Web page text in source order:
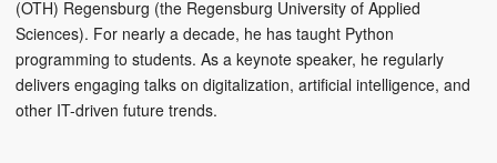
(OTH) Regensburg (the Regensburg University of Applied
Sciences). For nearly a decade, he has taught Python
programming to students. As a keynote speaker, he regularly
delivers engaging talks on digitalization, artificial intelligence, and
other IT-driven future trends.